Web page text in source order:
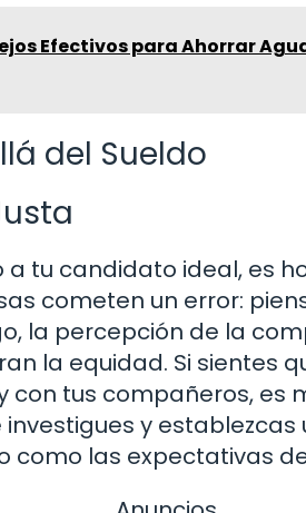
Efectivos para Ahorrar
del Sueldo
tu candidato ideal, es
cometen un error:
la percepción de la
la equidad. Si sientes
tus compañeros, es
investigues y
como las expectativas